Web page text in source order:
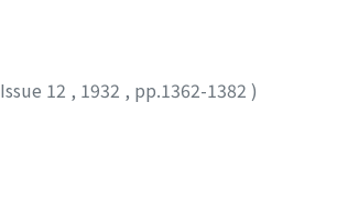
Issue 12 , 1932 , pp.1362-1382 )